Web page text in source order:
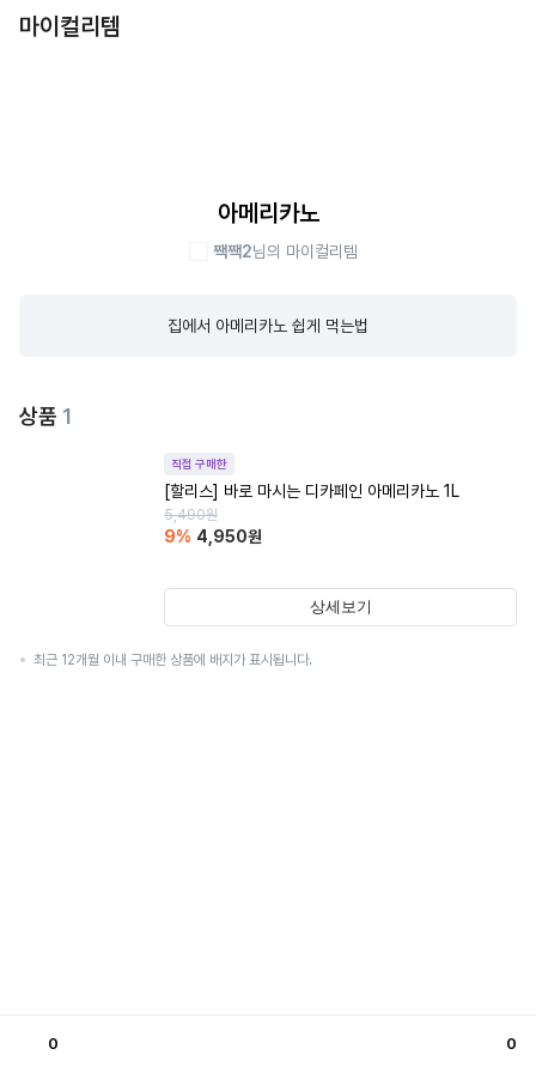
마이컬리템
아메리카노
짹짹2님의 마이컬리템
집에서 아메리카노 쉽게 먹는법
상품 1
직접 구매한
[할리스] 바로 마시는 디카페인 아메리카노 1L
5,490원
9% 4,950원
상세보기
최근 12개월 이내 구매한 상품에 배지가 표시됩니다.
0 0